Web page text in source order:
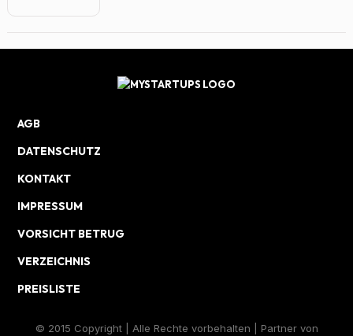
AGB
DATENSCHUTZ
KONTAKT
IMPRESSUM
VORSICHT BETRUG
VERZEICHNIS
PREISLISTE
© 2015 Copyright | Alle Rechte vorbehalten | Partner von